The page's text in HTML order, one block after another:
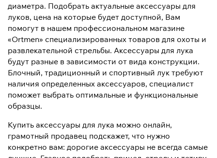
диаметра. Подобрать актуальные аксессуары для
луков, цена на которые будет доступной, Вам
помогут в нашем профессиональном магазине
«Ortmen» специализированных товаров для охоты и
развлекательной стрельбы. Аксессуары для лука
будут разные в зависимости от вида конструкции.
Блочный, традиционный и спортивный лук требуют
наличия определенных аксессуаров, специалист
поможет выбрать оптимальные и функциональные
образцы.
Купить аксессуары для лука можно онлайн,
грамотный продавец подскажет, что нужно
конкретно вам: дорогие аксессуары не всегда самые